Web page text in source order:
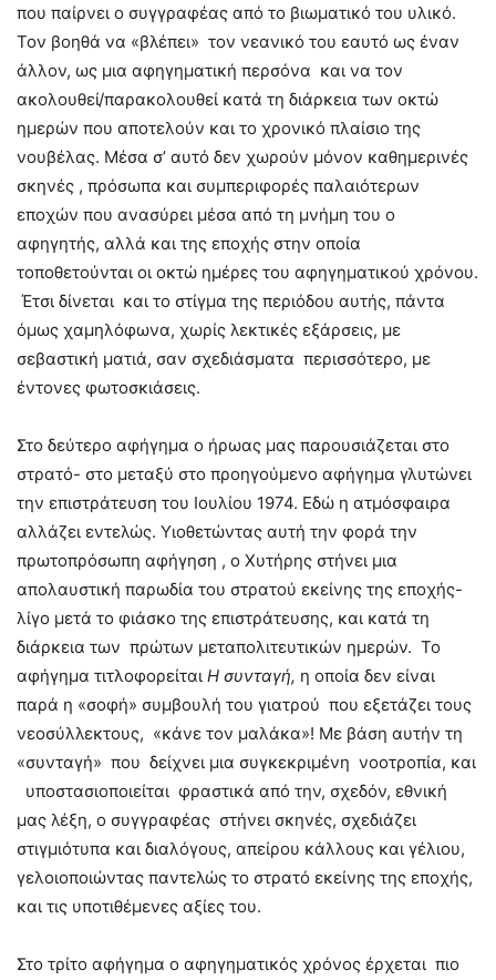
που παίρνει ο συγγραφέας από το βιωματικό του υλικό.
Τον βοηθά να «βλέπει» τον νεανικό του εαυτό ως έναν
άλλον, ως μια αφηγηματική περσόνα και να τον
ακολουθεί/παρακολουθεί κατά τη διάρκεια των οκτώ
ημερών που αποτελούν και το χρονικό πλαίσιο της
νουβέλας. Μέσα σ’ αυτό δεν χωρούν μόνον καθημερινές
σκηνές , πρόσωπα και συμπεριφορές παλαιότερων
εποχών που ανασύρει μέσα από τη μνήμη του ο
αφηγητής, αλλά και της εποχής στην οποία
τοποθετούνται οι οκτώ ημέρες του αφηγηματικού χρόνου.
Έτσι δίνεται και το στίγμα της περιόδου αυτής, πάντα
όμως χαμηλόφωνα, χωρίς λεκτικές εξάρσεις, με
σεβαστική ματιά, σαν σχεδιάσματα περισσότερο, με
έντονες φωτοσκιάσεις.
Στο δεύτερο αφήγημα ο ήρωας μας παρουσιάζεται στο
στρατό- στο μεταξύ στο προηγούμενο αφήγημα γλυτώνει
την επιστράτευση του Ιουλίου 1974. Εδώ η ατμόσφαιρα
αλλάζει εντελώς. Υιοθετώντας αυτή την φορά την
πρωτοπρόσωπη αφήγηση , ο Χυτήρης στήνει μια
απολαυστική παρωδία του στρατού εκείνης της εποχής-
λίγο μετά το φιάσκο της επιστράτευσης, και κατά τη
διάρκεια των πρώτων μεταπολιτευτικών ημερών. Το
αφήγημα τιτλοφορείται Η συνταγή, η οποία δεν είναι
παρά η «σοφή» συμβουλή του γιατρού που εξετάζει τους
νεοσύλλεκτους, «κάνε τον μαλάκα»! Με βάση αυτήν τη
«συνταγή» που δείχνει μια συγκεκριμένη νοοτροπία, και
υποστασιοποιείται φραστικά από την, σχεδόν, εθνική
μας λέξη, ο συγγραφέας στήνει σκηνές, σχεδιάζει
στιγμιότυπα και διαλόγους, απείρου κάλλους και γέλιου,
γελοιοποιώντας παντελώς το στρατό εκείνης της εποχής,
και τις υποτιθέμενες αξίες του.
Στο τρίτο αφήγημα ο αφηγηματικός χρόνος έρχεται πιο